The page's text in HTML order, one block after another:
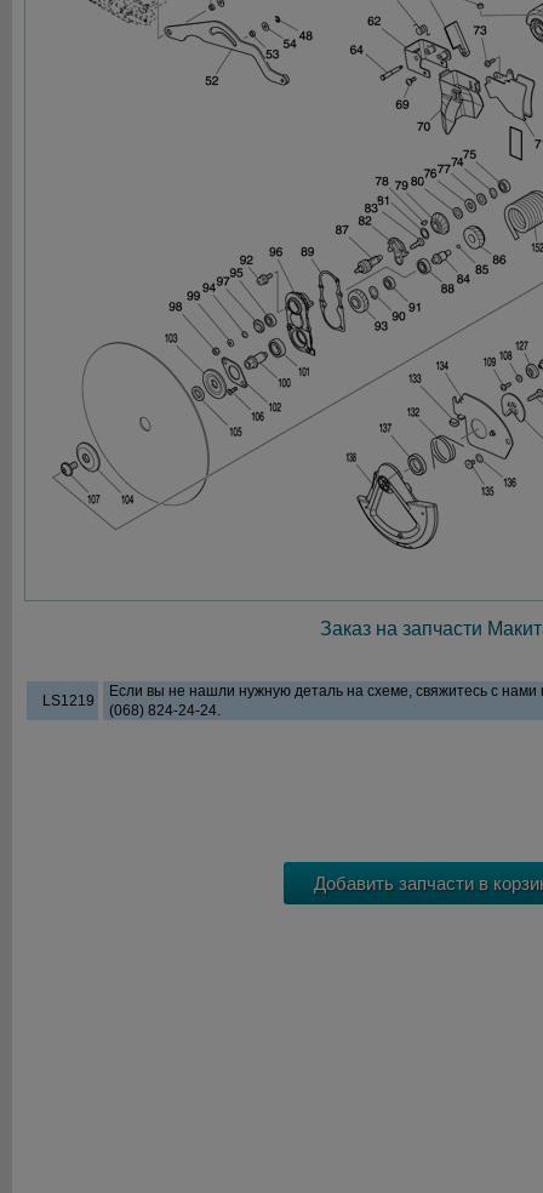
Заказ на запчасти
LS1219
Если вы не нашли нужную деталь на схеме, свяжитесь с
(068) 824-24-24.